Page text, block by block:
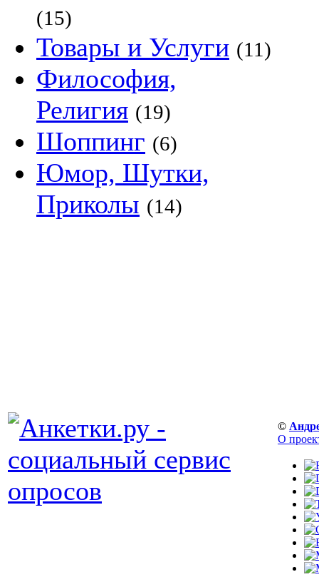
(15)
Товары и Услуги (11)
Философия,
Религия (19)
Шоппинг (6)
Юмор, Шутки,
Приколы (14)
©
О